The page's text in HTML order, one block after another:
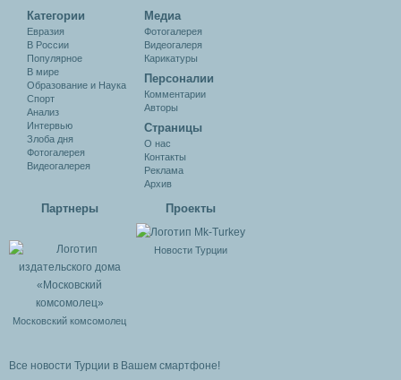
Категории
Евразия
В России
Популярное
В мире
Образование и Наука
Спорт
Анализ
Интервью
Злоба дня
Фотогалерея
Видеогалерея
Медиа
Фотогалерея
Видеогалеря
Карикатуры
Персоналии
Комментарии
Авторы
Cтраницы
О нас
Контакты
Реклама
Архив
Партнеры
Московский комсомолец
Проекты
Новости Турции
Все новости Турции в Вашем смартфоне!